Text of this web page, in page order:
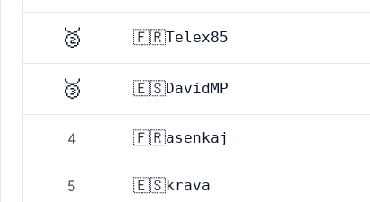
🥈 🇫🇷Telex85
🥉 🇪🇸DavidMP
4 🇫🇷asenkaj
5 🇪🇸krava